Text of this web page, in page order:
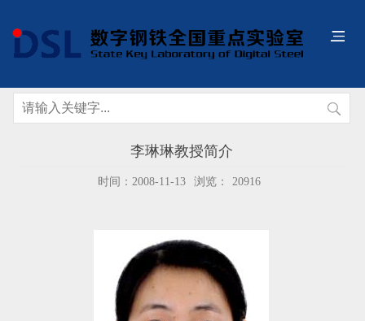
李琳琳教授简介
时间：2008-11-13 浏览： 20916